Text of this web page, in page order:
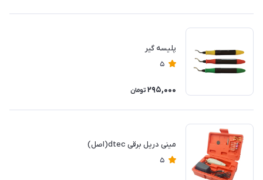
پلیسه گیر
5
295,000 تومان
مینی دریل برقی dtec(اصل)
5